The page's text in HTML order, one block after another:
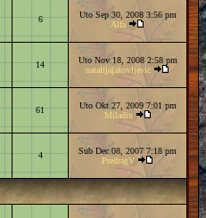
6
Uto Sep 30, 2008 3:56 pm
Alfa
14
Uto Nov 18, 2008 2:58 pm
natalijajakovljevic
61
Uto Okt 27, 2009 7:01 pm
Miladin
4
Sub Dec 08, 2007 7:18 pm
PredragV